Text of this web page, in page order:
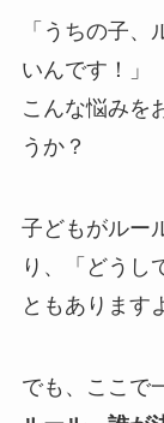
「うちの子
いんです！」
こんな悩みを
うか？
子どもがルー
り、「どうし
ともあります
でも、ここで